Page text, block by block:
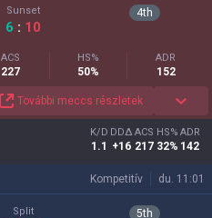
Sunset
6 : 10
4th
ACS
227
HS%
50%
ADR
152
További meccs részletek
K/D
1.1
DDΔ
+16
ACS
217
HS%
32%
ADR
142
Kompetitív du. 11:01
Split 5th